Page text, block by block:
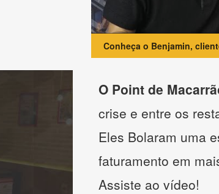
Conheça o Benjamin,
O Point de
crise e entre os
Eles Bolaram uma
faturamento em
Assiste ao vídeo!